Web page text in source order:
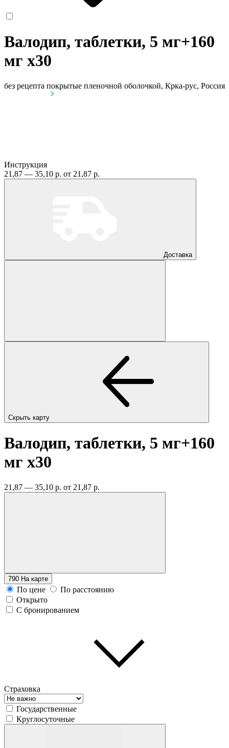
Валодип, таблетки, 5 мг+160
мг x30
без рецепта покрытые пленочной оболочкой, Крка-рус, Россия
Инструкция
21,87 — 35,10 р. от 21,87 р.
Доставка
Скрыть карту
Валодип, таблетки, 5 мг+160
мг x30
21,87 — 35,10 р. от 21,87 р.
790 На карте
По цене
По расстоянию
Открыто
С бронированием
Страховка
Государственные
Круглосуточные